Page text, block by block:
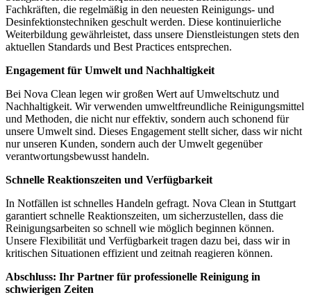
Fachkräften, die regelmäßig in den neuesten Reinigungs- und
Desinfektionstechniken geschult werden. Diese kontinuierliche
Weiterbildung gewährleistet, dass unsere Dienstleistungen stets den
aktuellen Standards und Best Practices entsprechen.
Engagement für Umwelt und Nachhaltigkeit
Bei Nova Clean legen wir großen Wert auf Umweltschutz und
Nachhaltigkeit. Wir verwenden umweltfreundliche Reinigungsmittel
und Methoden, die nicht nur effektiv, sondern auch schonend für
unsere Umwelt sind. Dieses Engagement stellt sicher, dass wir nicht
nur unseren Kunden, sondern auch der Umwelt gegenüber
verantwortungsbewusst handeln.
Schnelle Reaktionszeiten und Verfügbarkeit
In Notfällen ist schnelles Handeln gefragt. Nova Clean in Stuttgart
garantiert schnelle Reaktionszeiten, um sicherzustellen, dass die
Reinigungsarbeiten so schnell wie möglich beginnen können.
Unsere Flexibilität und Verfügbarkeit tragen dazu bei, dass wir in
kritischen Situationen effizient und zeitnah reagieren können.
Abschluss: Ihr Partner für professionelle Reinigung in
schwierigen Zeiten